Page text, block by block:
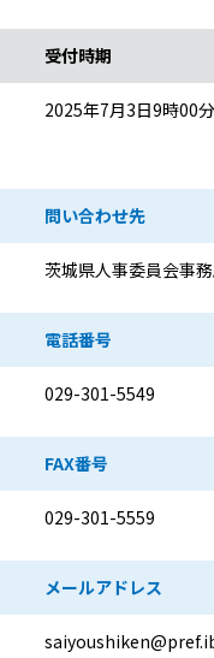
受付時期
2025年7月3日9時00
問い合わせ先
茨城県人事委員会事
電話番号
029-301-5549
FAX番号
029-301-5559
メールアドレス